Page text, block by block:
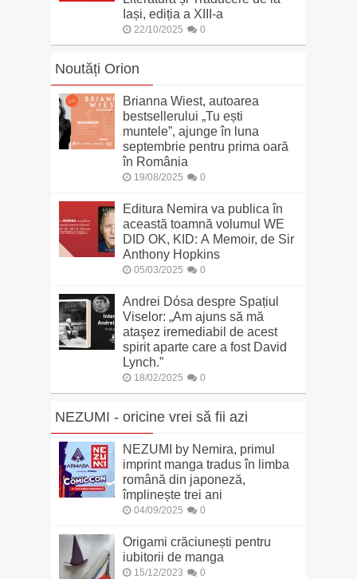
Iași, ediția a XIII-a
22/10/2025 0
Noutăți Orion
Brianna Wiest, autoarea
bestsellerului „Tu ești
muntele”, ajunge în luna
septembrie pentru prima oară
în România
19/08/2025 0
Editura Nemira va publica în
această toamnă volumul WE
DID OK, KID: A Memoir, de Sir
Anthony Hopkins
05/03/2025 0
Andrei Dósa despre Spațiul
Viselor: „Am ajuns să mă
ataşez iremediabil de acest
spirit aparte care a fost David
Lynch.”
18/02/2025 0
NEZUMI - oricine vrei să fii azi
NEZUMI by Nemira, primul
imprint manga tradus în limba
română din japoneză,
împlinește trei ani
04/09/2025 0
Origami crăciunești pentru
iubitorii de manga
15/12/2023 0